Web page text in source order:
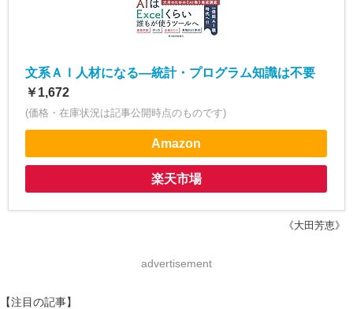
文系ＡＩ人材になる―統計・プログラム知識は不要
￥1,672
(価格・在庫状況は記事公開時点のものです)
Amazon
楽天市場
《大田芳恵》
advertisement
【注目の記事】